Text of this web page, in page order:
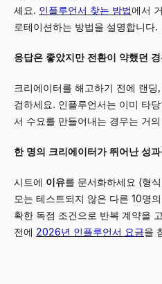
세요. 인플루언서 찾는 방법에서
로테이션하는 방법을 설명합니다.
응답은 좋았지만 전환이 약했던
크리에이터를 해고하기 전에 랜
검하세요. 인플루언서는 이미 타
서 수요를 만들어내는 경우는 거
한 명의 크리에이터가 뛰어난 성
시트에 이유를 문서화하세요 (형
모는 테스트되지 않은 다른 10명
확한 독점 조건으로 반복 계약을
전에 2026년 인플루언서 요금을